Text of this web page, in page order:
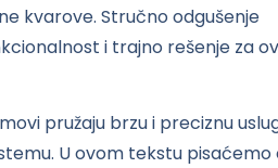
kvarove. Stručno odgušenje
i trajno rešenje za
pružaju brzu i preciznu
U ovom tekstu pisaćemo